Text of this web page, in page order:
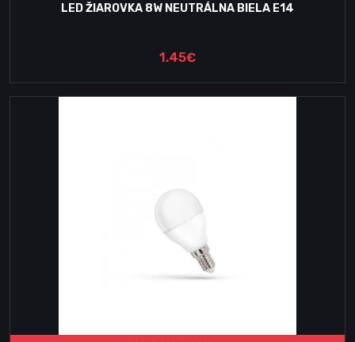
LED ŽIAROVKA 8W NEUTRÁLNA BIELA E14
1.45€